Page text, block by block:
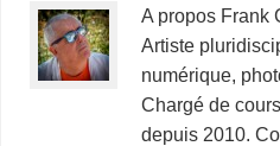
A propos Frank
Artiste
numérique,
Chargé de
depuis 2010.